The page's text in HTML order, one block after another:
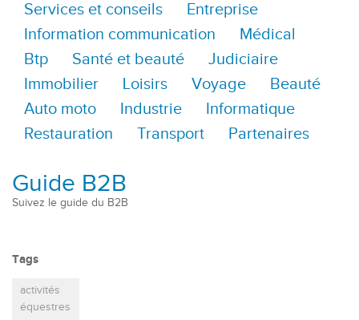
Services et conseils
Entreprise
Information communication
Médical
Btp
Santé et beauté
Judiciaire
Immobilier
Loisirs Voyage
Beauté
Auto moto
Industrie
Informatique
Restauration
Transport Partenaires
Guide B2B
Suivez le guide du B2B
Tags
activités
équestres